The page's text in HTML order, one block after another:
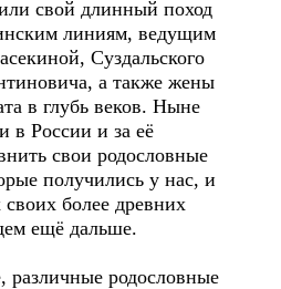
свой длинный поход
линиям, ведущим
Суздальского
а также жены
в глубь веков. Ныне
в России и за её
свои родословные
получились у нас, и
более древних
ещё дальше.
различные родословные